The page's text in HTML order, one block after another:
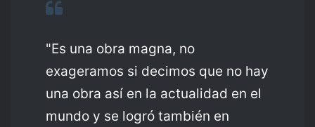
"Es una obra magna, no
exageramos si decimos que no hay
una obra así en la actualidad en el
mundo y se logró también en